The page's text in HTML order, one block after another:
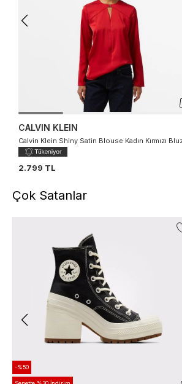
CALVIN KLEIN
Calvin Klein Shiny Satin Blouse Kadın Kırmızı
2.799 TL
Çok Satanlar
-%50